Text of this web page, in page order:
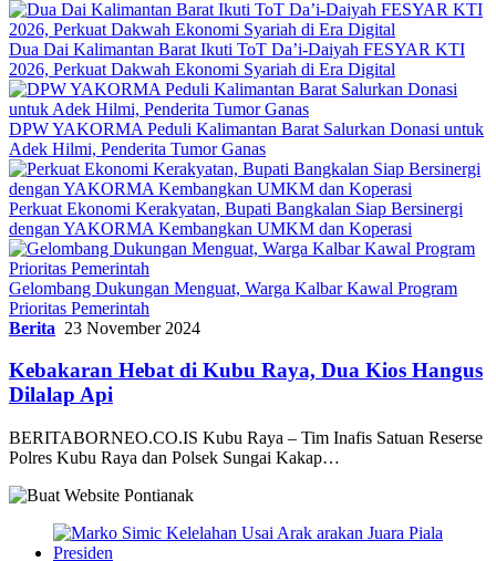
Dua Dai Kalimantan Barat Ikuti ToT Da’i-Daiyah FESYAR KTI
2026, Perkuat Dakwah Ekonomi Syariah di Era Digital
DPW YAKORMA Peduli Kalimantan Barat Salurkan Donasi untuk
Adek Hilmi, Penderita Tumor Ganas
Perkuat Ekonomi Kerakyatan, Bupati Bangkalan Siap Bersinergi
dengan YAKORMA Kembangkan UMKM dan Koperasi
Gelombang Dukungan Menguat, Warga Kalbar Kawal Program
Prioritas Pemerintah
Berita 23 November 2024
Kebakaran Hebat di Kubu Raya, Dua Kios Hangus
Dilalap Api
BERITABORNEO.CO.IS Kubu Raya – Tim Inafis Satuan Reserse
Polres Kubu Raya dan Polsek Sungai Kakap…